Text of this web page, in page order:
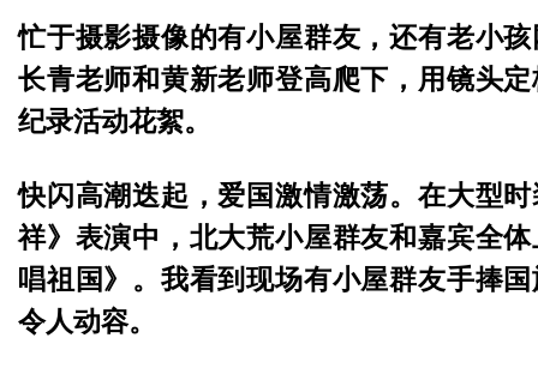
忙于摄影摄像的有小屋群友，还有老小
长青老师和黄新老师登高爬下，用镜头
纪录活动花絮。
快闪高潮迭起，爱国激情激荡。在大型
祥》表演中，北大荒小屋群友和嘉宾全
唱祖国》。我看到现场有小屋群友手捧
令人动容。